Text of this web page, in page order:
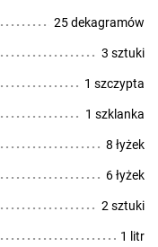
25 dekagramów
3 sztuki
1 szczypta
1 szklanka
8 łyżek
6 łyżek
2 sztuki
1 litr